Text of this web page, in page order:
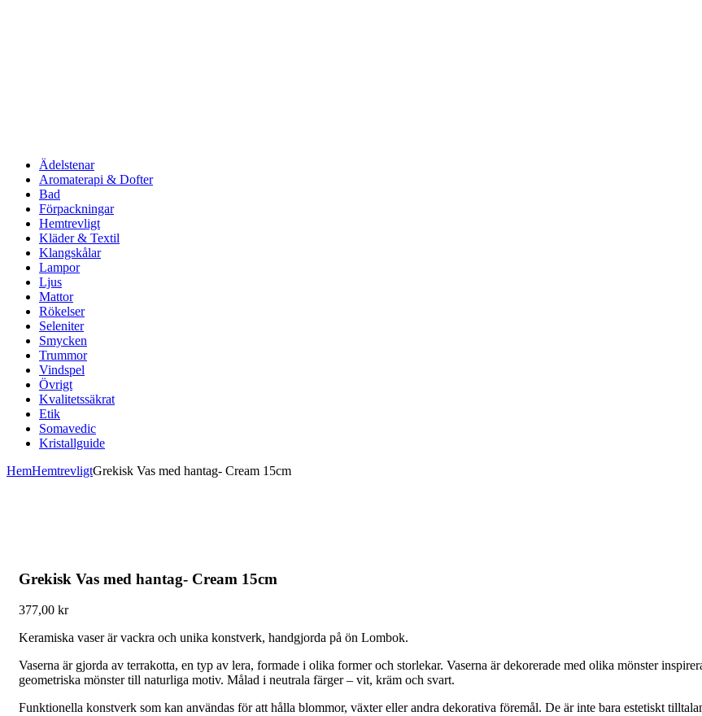
Ädelstenar
Aromaterapi & Dofter
Bad
Förpackningar
Hemtrevligt
Kläder & Textil
Klangskålar
Lampor
Ljus
Mattor
Rökelser
Seleniter
Smycken
Trummor
Vindspel
Övrigt
Kvalitetssäkrat
Etik
Somavedic
Kristallguide
HemHemtrevligtGrekisk Vas med hantag- Cream 15cm
Grekisk Vas med hantag- Cream 15cm
377,00 kr
Keramiska vaser är vackra och unika konstverk, handgjorda på ön Lombok.
Vaserna är gjorda av terrakotta, en typ av lera, formade i olika former och storlekar. Vaserna är dekorerade med olika mönster
geometriska mönster till naturliga motiv. Målad i neutrala färger – vit, kräm och svart.
Funktionella konstverk som kan användas för att hålla blommor, växter eller andra dekorativa föremål. De är inte bara estetiskt